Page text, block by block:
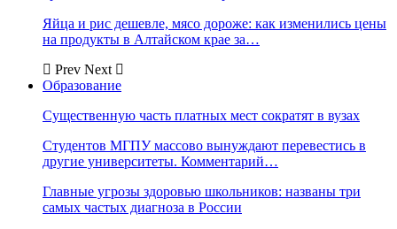
Яйца и рис дешевле, мясо дороже: как изменились цены
на продукты в Алтайском крае за…
Prev Next
Образование
Существенную часть платных мест сократят в вузах
Студентов МГПУ массово вынуждают перевестись в
другие университеты. Комментарий…
Главные угрозы здоровью школьников: названы три
самых частых диагноза в России